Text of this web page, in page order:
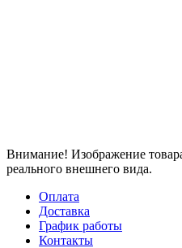
Внимание! Изображение
реального внешнего вида.
Оплата
Доставка
График работы
Контакты